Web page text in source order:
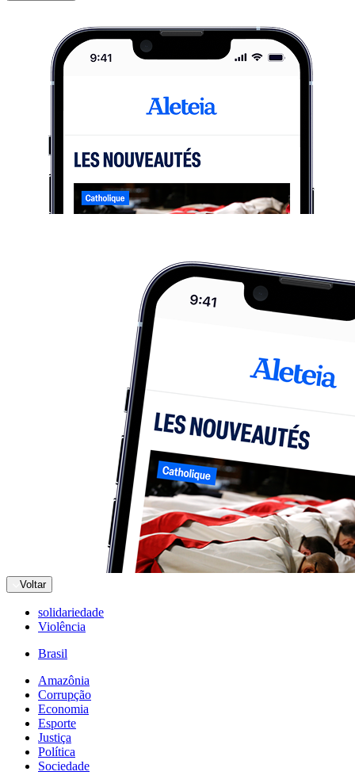
Voltar
solidariedade
Violência
Brasil
Amazônia
Corrupção
Economia
Esporte
Justiça
Política
Sociedade